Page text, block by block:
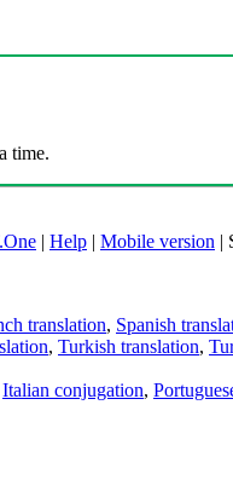
time.
| Help | Mobile version |
translation, Spanish
, Turkish translation,
Italian conjugation,